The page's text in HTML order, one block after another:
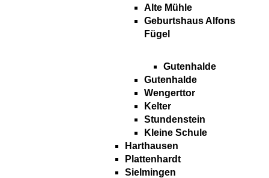
Alte Mühle
Geburtshaus Alfons
Fügel
Gutenhalde
Gutenhalde
Wengerttor
Kelter
Stundenstein
Kleine Schule
Harthausen
Plattenhardt
Sielmingen